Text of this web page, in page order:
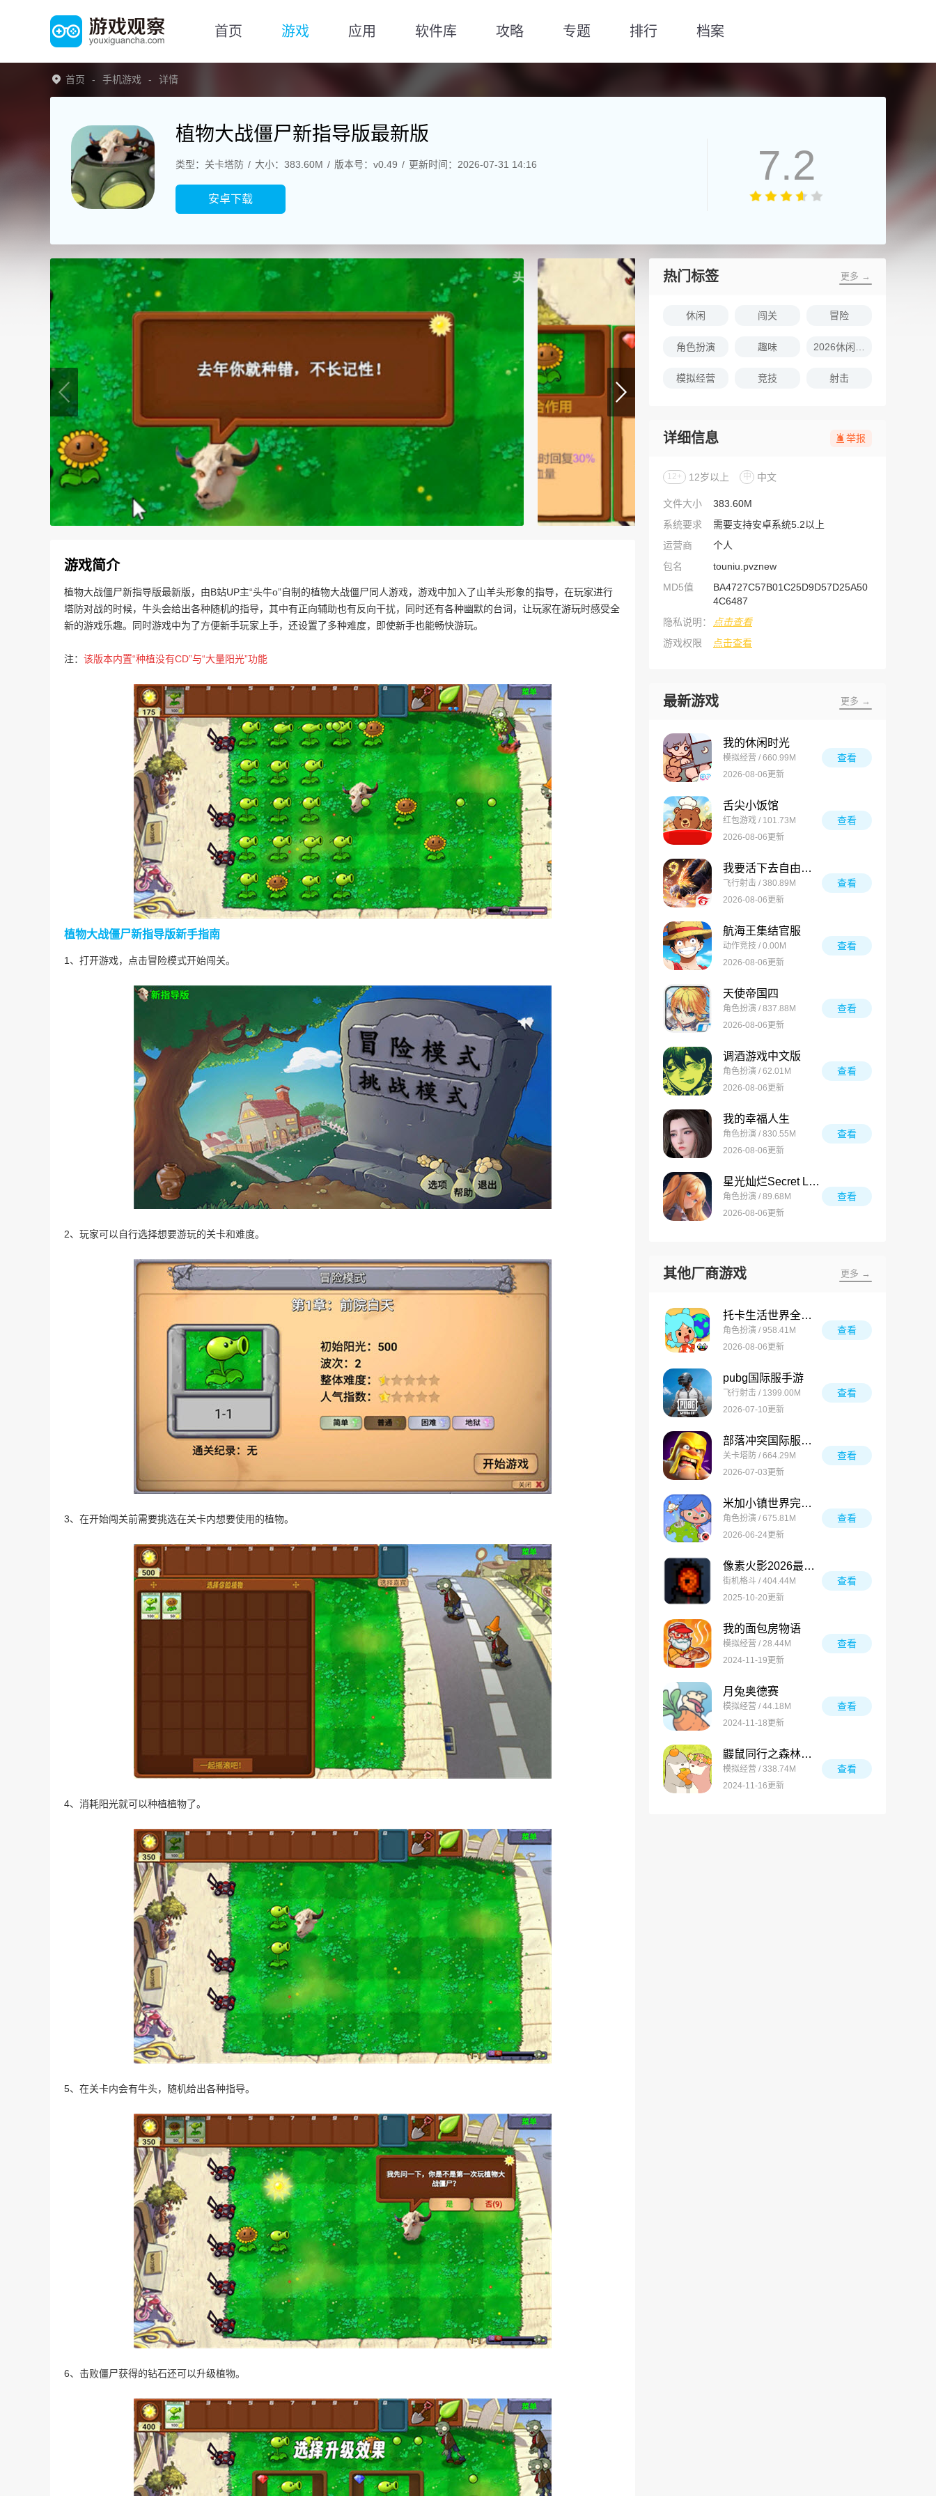
首页 游戏 应用 软件库 攻略 专题 排行 档案
首页 手机游戏 详情
植物大战僵尸新指导版最新版
类型：关卡塔防 大小：383.60M 版本号：v0.49 更新时间：2026-07-31 14:16
安卓下载
7.2
游戏简介
植物大战僵尸新指导版最新版，由B站UP主“头牛o”自制的植物大战僵尸同人游戏，游戏中加入了山羊头形象的指导，在玩家进行
塔防对战的时候，牛头会给出各种随机的指导，其中有正向辅助也有反向干扰，同时还有各种幽默的台词，让玩家在游玩时感受全
新的游戏乐趣。同时游戏中为了方便新手玩家上手，还设置了多种难度，即使新手也能畅快游玩。
注： 该版本内置“种植没有CD”与“大量阳光”功能
植物大战僵尸新指导版新手指南
1、打开游戏，点击冒险模式开始闯关。
2、玩家可以自行选择想要游玩的关卡和难度。
3、在开始闯关前需要挑选在关卡内想要使用的植物。
4、消耗阳光就可以种植植物了。
5、在关卡内会有牛头，随机给出各种指导。
6、击败僵尸获得的钻石还可以升级植物。
热门标签 更多 →
休闲 闯关 冒险
角色扮演 趣味
模拟经营 竞技 射击
详细信息 举报
12+ 12岁以上 中 中文
文件大小
383.60M
系统要求
需要支持安卓系统5.2以上
运营商
个人
包名
touniu.pvznew
MD5值
BA4727C57B01C25D9D57D25A50
4C6487
隐私说明：
点击查看
游戏权限
点击查看
最新游戏 更多 →
我的休闲时光
模拟经营 / 660.99M
2026-08-06更新
查看
舌尖小饭馆
红包游戏 / 101.73M
2026-08-06更新
查看
我要活下去自由之火
飞行射击 / 380.89M
2026-08-06更新
查看
航海王集结官服
动作竞技 / 0.00M
2026-08-06更新
查看
天使帝国四
角色扮演 / 837.88M
2026-08-06更新
查看
调酒游戏中文版
角色扮演 / 62.01M
2026-08-06更新
查看
我的幸福人生
角色扮演 / 830.55M
2026-08-06更新
查看
星光灿烂Secret Love
角色扮演 / 89.68M
2026-08-06更新
查看
其他厂商游戏 更多 →
托卡生活世界全解锁版
角色扮演 / 958.41M
2026-08-06更新
查看
pubg国际服手游
飞行射击 / 1399.00M
2026-07-10更新
查看
部落冲突国际服最新版
关卡塔防 / 664.29M
2026-07-03更新
查看
米加小镇世界完整版
角色扮演 / 675.81M
2026-06-24更新
查看
像素火影2026最新版
街机格斗 / 404.44M
2025-10-20更新
查看
我的面包房物语
模拟经营 / 28.44M
2024-11-19更新
查看
月兔奥德赛
模拟经营 / 44.18M
2024-11-18更新
查看
鼹鼠同行之森林之家万圣节版
模拟经营 / 338.74M
2024-11-16更新
查看